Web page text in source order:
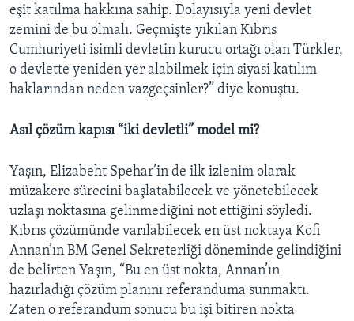
eşit katılma hakkına sahip. Dolayısıyla yeni devlet
zemini de bu olmalı. Geçmişte yıkılan Kıbrıs
Cumhuriyeti isimli devletin kurucu ortağı olan Türkler,
o devlette yeniden yer alabilmek için siyasi katılım
haklarından neden vazgeçsinler?” diye konuştu.
Asıl çözüm kapısı “iki devletli” model mi?
Yaşın, Elizabeht Spehar’in de ilk izlenim olarak
müzakere sürecini başlatabilecek ve yönetebilecek
uzlaşı noktasına gelinmediğini not ettiğini söyledi.
Kıbrıs çözümünde varılabilecek en üst noktaya Kofi
Annan’ın BM Genel Sekreterliği döneminde gelindiğini
de belirten Yaşın, “Bu en üst nokta, Annan’ın
hazırladığı çözüm planını referanduma sunmaktı.
Zaten o referandum sonucu bu işi bitiren nokta